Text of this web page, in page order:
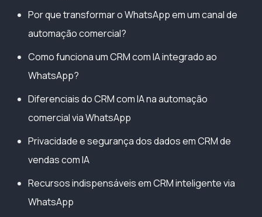
Por que transformar o WhatsApp em um canal de
automação comercial?
Como funciona um CRM com IA integrado ao
WhatsApp?
Diferenciais do CRM com IA na automação
comercial via WhatsApp
Privacidade e segurança dos dados em CRM de
vendas com IA
Recursos indispensáveis em CRM inteligente via
WhatsApp